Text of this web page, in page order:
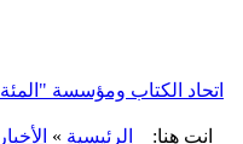
اتحاد الكتاب ومؤسسة
انت هنا:
الرئيسية » الأخبار